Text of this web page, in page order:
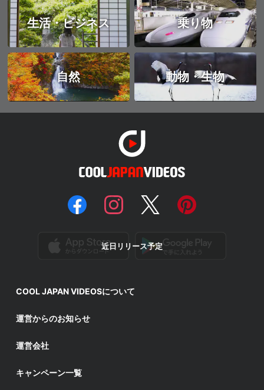
生活・ビジネス 乗り物
自然 動物・生物
近日リリース予定
COOL JAPAN VIDEOSについて
運営からのお知らせ
運営会社
キャンペーン一覧